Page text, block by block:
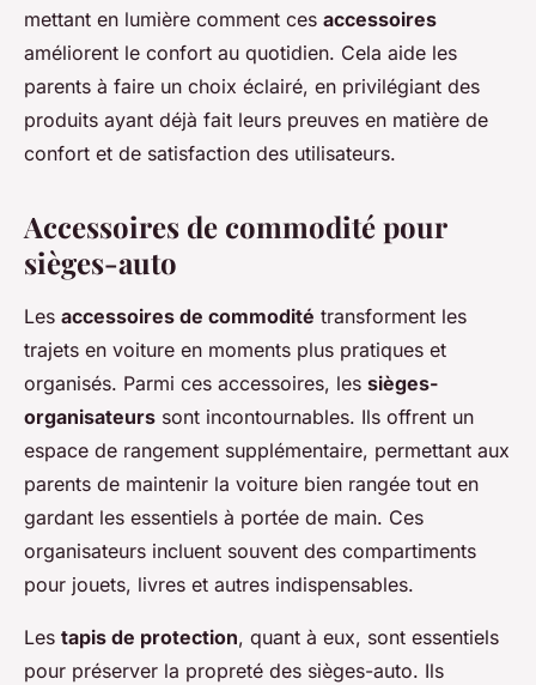
mettant en lumière comment ces accessoires
améliorent le confort au quotidien. Cela aide les
parents à faire un choix éclairé, en privilégiant des
produits ayant déjà fait leurs preuves en matière de
confort et de satisfaction des utilisateurs.
Accessoires de commodité pour
sièges-auto
Les accessoires de commodité transforment les
trajets en voiture en moments plus pratiques et
organisés. Parmi ces accessoires, les sièges-
organisateurs sont incontournables. Ils offrent un
espace de rangement supplémentaire, permettant aux
parents de maintenir la voiture bien rangée tout en
gardant les essentiels à portée de main. Ces
organisateurs incluent souvent des compartiments
pour jouets, livres et autres indispensables.
Les tapis de protection, quant à eux, sont essentiels
pour préserver la propreté des sièges-auto. Ils